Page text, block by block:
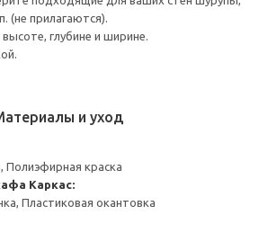
(не прилагаются).
глубине и ширине.
и уход
Полиэфирная краска
Каркас:
Пластиковая окантовка